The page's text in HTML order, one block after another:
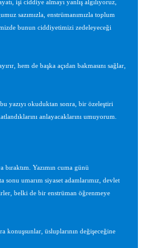
işi ciddiye almayı yanlış algılıyoruz,
sazımızla, enstrümanımızla toplum
bunun ciddiyetimizi zedeleyeceği
hem de başka açıdan bakmasını sağlar,
yazıyı okuduktan sonra, bir özeleştiri
anlayacaklarını umuyorum.
bıraktım. Yazımın cuma günü
sonu umarım siyaset adamlarımız, devlet
belki de bir enstrüman öğrenmeye
konuşsunlar, üsluplarının değişeceğine